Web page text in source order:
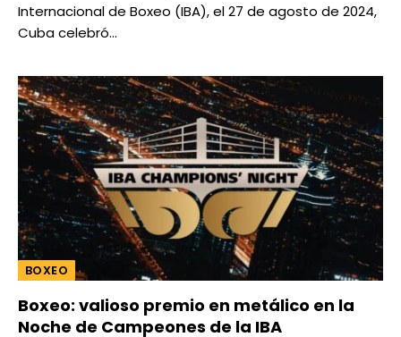
Internacional de Boxeo (IBA), el 27 de agosto de 2024,
Cuba celebró…
BOXEO
Boxeo: valioso premio en metálico en la
Noche de Campeones de la IBA